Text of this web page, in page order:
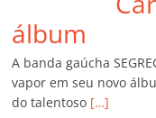
álbum
A banda gaúcha
vapor em seu novo
do talentoso […]